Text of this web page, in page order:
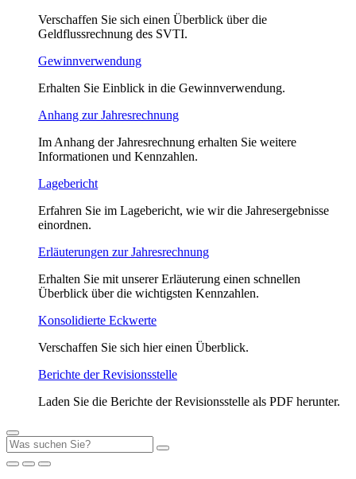
Verschaffen Sie sich einen Überblick über die
Geldflussrechnung des SVTI.
Gewinnverwendung
Erhalten Sie Einblick in die Gewinnverwendung.
Anhang zur Jahresrechnung
Im Anhang der Jahresrechnung erhalten Sie weitere
Informationen und Kennzahlen.
Lagebericht
Erfahren Sie im Lagebericht, wie wir die Jahresergebnisse
einordnen.
Erläuterungen zur Jahresrechnung
Erhalten Sie mit unserer Erläuterung einen schnellen
Überblick über die wichtigsten Kennzahlen.
Konsolidierte Eckwerte
Verschaffen Sie sich hier einen Überblick.
Berichte der Revisionsstelle
Laden Sie die Berichte der Revisionsstelle als PDF herunter.